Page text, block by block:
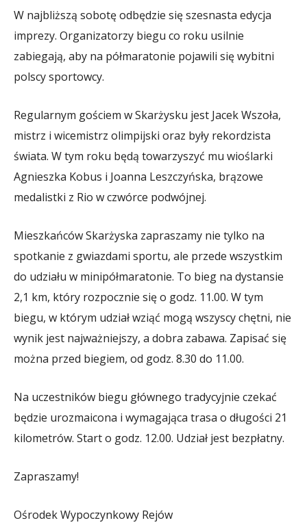
W najbliższą sobotę odbędzie się szesnasta edycja
imprezy. Organizatorzy biegu co roku usilnie
zabiegają, aby na półmaratonie pojawili się wybitni
polscy sportowcy.
Regularnym gościem w Skarżysku jest Jacek Wszoła,
mistrz i wicemistrz olimpijski oraz były rekordzista
świata. W tym roku będą towarzyszyć mu wioślarki
Agnieszka Kobus i Joanna Leszczyńska, brązowe
medalistki z Rio w czwórce podwójnej.
Mieszkańców Skarżyska zapraszamy nie tylko na
spotkanie z gwiazdami sportu, ale przede wszystkim
do udziału w minipółmaratonie. To bieg na dystansie
2,1 km, który rozpocznie się o godz. 11.00. W tym
biegu, w którym udział wziąć mogą wszyscy chętni, nie
wynik jest najważniejszy, a dobra zabawa. Zapisać się
można przed biegiem, od godz. 8.30 do 11.00.
Na uczestników biegu głównego tradycyjnie czekać
będzie urozmaicona i wymagająca trasa o długości 21
kilometrów. Start o godz. 12.00. Udział jest bezpłatny.
Zapraszamy!
Ośrodek Wypoczynkowy Rejów